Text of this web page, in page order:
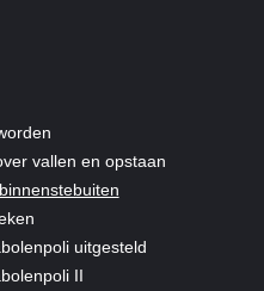
vallen en opstaan
uitgesteld
II